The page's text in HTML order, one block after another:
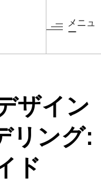
メニュ
ー
ザイン
リング:
ド